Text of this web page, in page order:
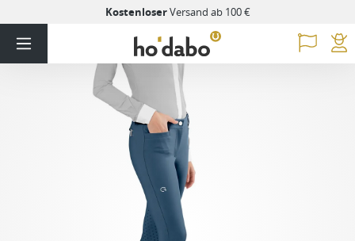
KostenloserVersand ab 100 €